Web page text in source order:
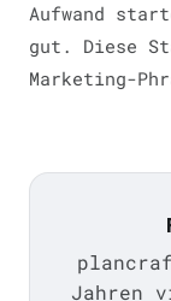
Aufwand
gut. Diese
Marketing-
Jahren